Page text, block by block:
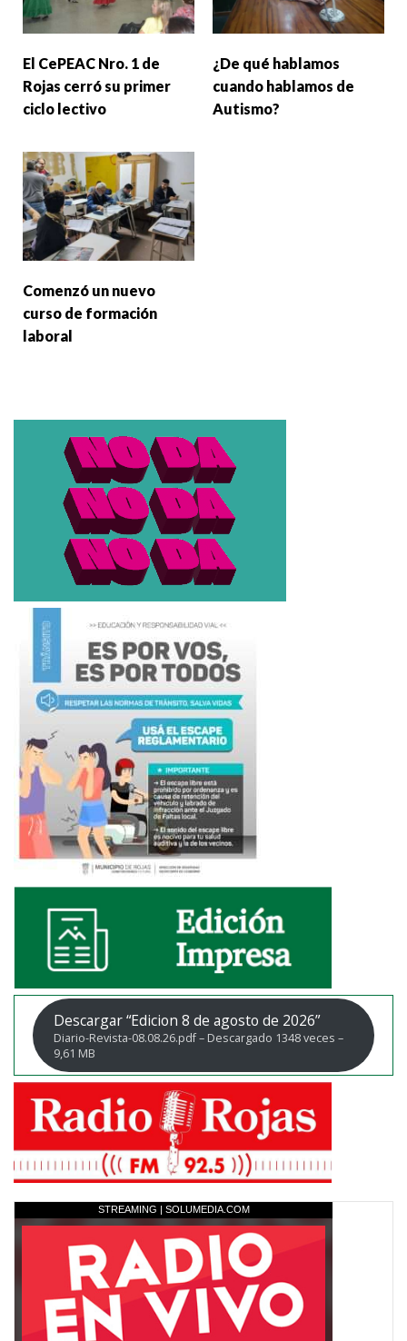
El CePEAC Nro. 1 de
Rojas cerró su primer
ciclo lectivo
¿De qué hablamos
cuando hablamos de
Autismo?
Comenzó un nuevo
curso de formación
laboral
Descargar “Edicion 8 de agosto de 2026”
Diario-Revista-08.08.26.pdf – Descargado 1348 veces –
9,61 MB